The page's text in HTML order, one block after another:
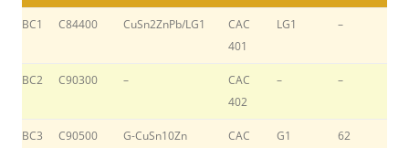
BC1 C84400 CuSn2ZnPb/LG1
CAC
401
LG1 –
BC2 C90300 –
CAC
402
– –
BC3 C90500 G-CuSn10Zn CAC G1 62